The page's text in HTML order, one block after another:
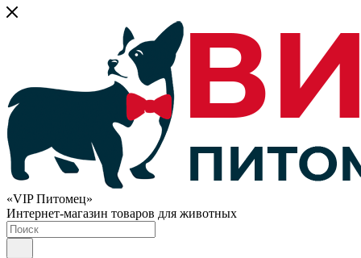
«VIP Питомец»
Интернет-магазин товаров для животных